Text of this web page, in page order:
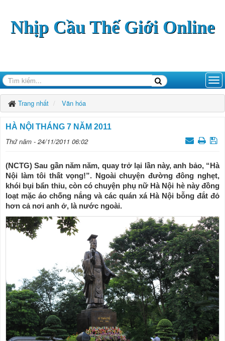
Nhịp Cầu Thế Giới Online
Trang nhất Văn hóa
HÀ NỘI THÁNG 7 NĂM 2011
Thứ năm - 24/11/2011 06:02
(NCTG) Sau gần năm năm, quay trở lại lần này, anh bảo, “Hà
Nội làm tôi thất vọng!”. Ngoài chuyện đường đông nghẹt,
khói bụi bẩn thỉu, còn có chuyện phụ nữ Hà Nội hè này đồng
loạt mặc áo chống nắng và các quán xá Hà Nội bỗng đắt đỏ
hơn cả nơi anh ở, là nước ngoài.